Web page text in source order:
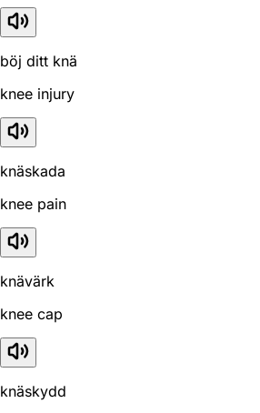
böj ditt knä
knee injury
knäskada
knee pain
knävärk
knee cap
knäskydd